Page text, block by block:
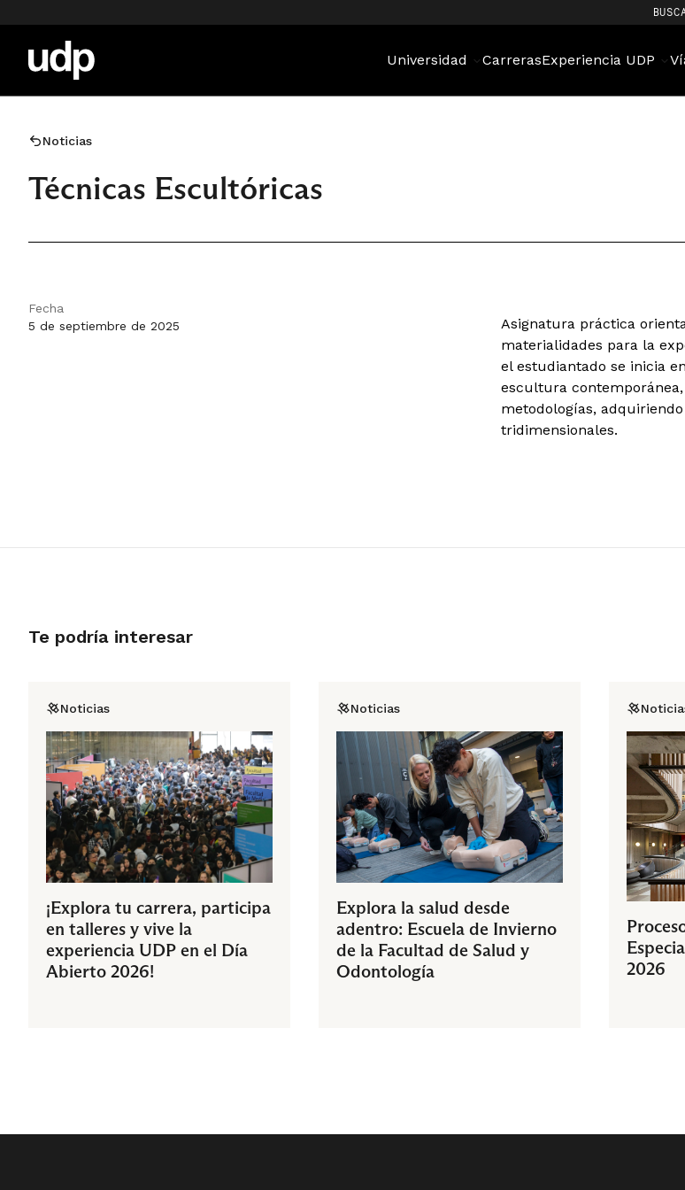
Universidad CarrerasExperiencia UDP
Noticias
Técnicas Escultóricas
Fecha
5 de septiembre de 2025
Asignatura práctica
materialidades para la
el estudiantado se inicia
escultura
metodologías,
tridimensionales.
Te podría interesar
Noticias
¡Explora tu carrera, participa
en talleres y vive la
experiencia UDP en el Día
Abierto 2026!
Noticias
Explora la salud desde
adentro: Escuela de Invierno
de la Facultad de Salud y
Odontología
2026